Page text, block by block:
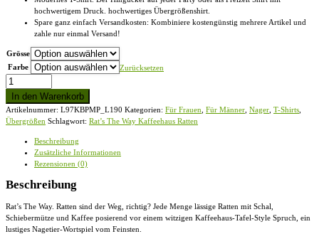
hochwertigem Druck. hochwertiges Übergrößenshirt.
Spare ganz einfach Versandkosten: Kombiniere kostengünstig mehrere Artikel und
zahle nur einmal Versand!
Grösse
Farbe
Zurücksetzen
Rat’s
The
Way
Kaffeehaus
Ratten
Übergrößenshirt
In den Warenkorb
Artikelnummer: L97KBPMP_L190 Kategorien: Für Frauen, Für Männer, Nager, T-Shirts,
Übergrößen Schlagwort: Rat’s The Way Kaffeehaus Ratten
Beschreibung
Zusätzliche Informationen
Rezensionen (0)
Beschreibung
Rat’s The Way. Ratten sind der Weg, richtig? Jede Menge lässige Ratten mit Schal,
Schiebermütze und Kaffee posierend vor einem witzigen Kaffeehaus-Tafel-Style Spruch, ein
lustiges Nagetier-Wortspiel vom Feinsten.